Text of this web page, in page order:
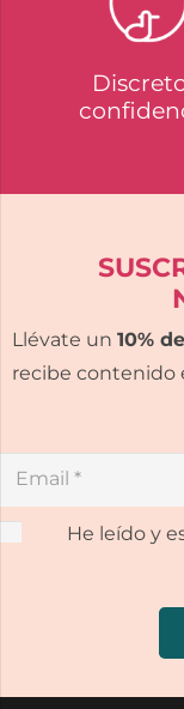
Llévate un 10%
recibe contenido
He leído y